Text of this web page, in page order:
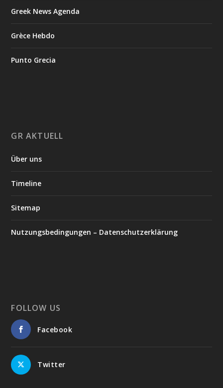
Greek News Agenda
Grèce Hebdo
Punto Grecia
GR AKTUELL
Über uns
Timeline
Sitemap
Nutzungsbedingungen – Datenschutzerklärung
FOLLOW US
Facebook
Twitter